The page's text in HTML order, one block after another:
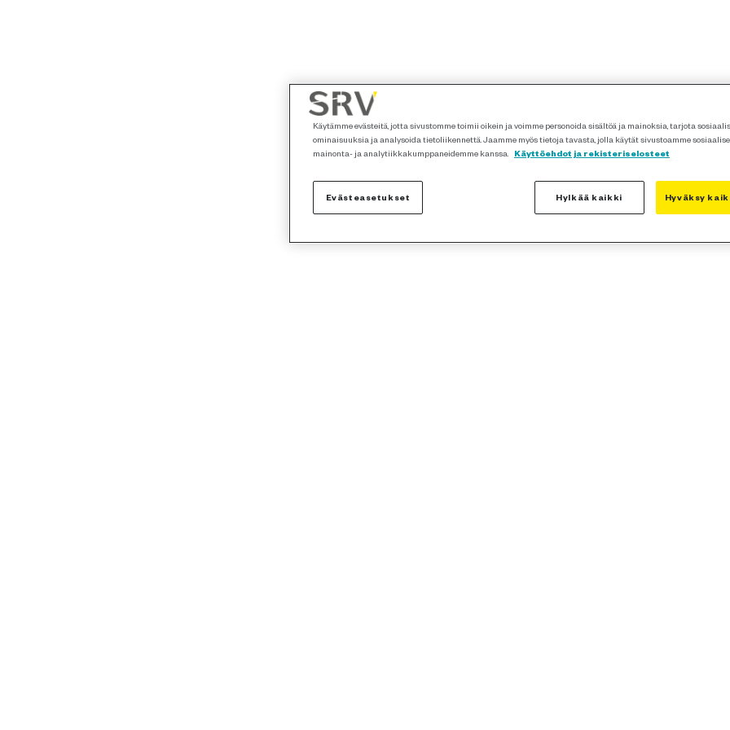
Käytämme evästeitä, jotta sivustomme toimii oikein ja voimme personoida sisältöä ja mainoksia, tarjota
ominaisuuksia ja analysoida tietoliikennettä. Jaamme myös tietoja tavasta, jolla käytät sivustoamme
mainonta- ja analytiikkakumppaneidemme kanssa.
Käyttöehdot ja rekisteriselosteet
Evästeasetukset Hylkää kaikki Hyväksy